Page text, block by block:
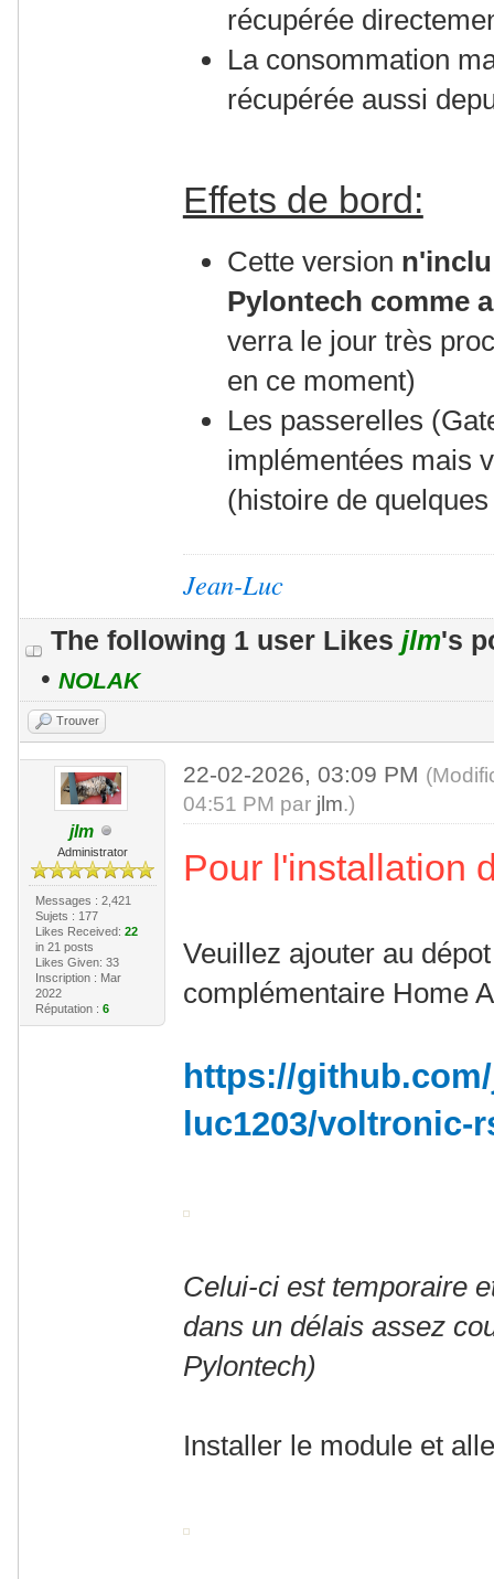
récupérée
La consommation
récupérée aussi
Effets de bord:
Cette version
Pylontech comme
verra le jour très
en ce moment)
Les passerelles
implémentées mais
(histoire de
Jean-Luc
The following 1 user Likes jlm's
• NOLAK
Trouver
jlm
Administrator
Messages : 2,421
Sujets : 177
Likes Received: 22
in 21 posts
Likes Given: 33
Inscription : Mar
2022
Réputation : 6
22-02-2026, 03:09 PM
04:51 PM par jlm.)
Pour l'installation
Veuillez ajouter au
complémentaire Home
https://
luc1203/voltronic-
Celui-ci est temporaire
dans un délais assez
Pylontech)
Installer le module et